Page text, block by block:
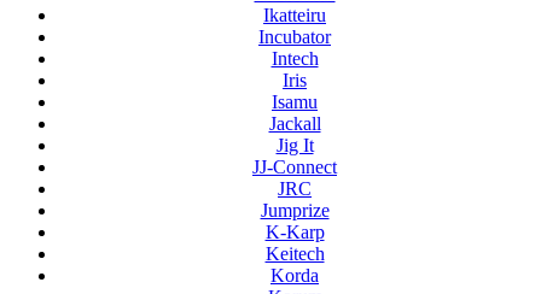
Ikatteiru
Incubator
Intech
Iris
Isamu
Jackall
Jig It
JJ-Connect
JRC
Jumprize
K-Karp
Keitech
Korda